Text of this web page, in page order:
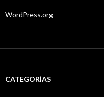
WordPress.org
CATEGORÍAS